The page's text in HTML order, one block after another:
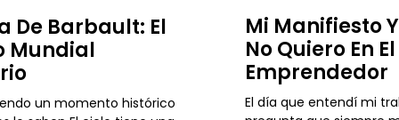
De Barbault: El
Mundial
un momento histórico
Mi Manifiesto
No Quiero En
Emprendedor
El día que entendí mi